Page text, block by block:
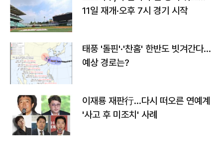
11일 재개·오후 7시 경기 시작
태풍 '돌핀'·'찬홈' 한반도 빗겨간다…
예상 경로는?
이재룡 재판行…다시 떠오른 연예계
'사고 후 미조치' 사례